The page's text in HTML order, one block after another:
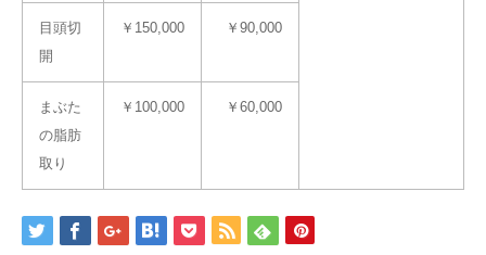
目頭切
開
￥150,000 ￥90,000
まぶた
の脂肪
取り
￥100,000 ￥60,000